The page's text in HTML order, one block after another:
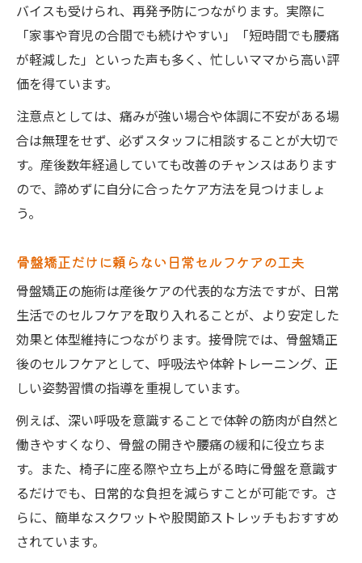
バイスも受けられ、再発予防につながります。実際に
「家事や育児の合間でも続けやすい」「短時間でも腰痛
が軽減した」といった声も多く、忙しいママから高い評
価を得ています。
注意点としては、痛みが強い場合や体調に不安がある場
合は無理をせず、必ずスタッフに相談することが大切で
す。産後数年経過していても改善のチャンスはあります
ので、諦めずに自分に合ったケア方法を見つけましょ
う。
骨盤矯正だけに頼らない日常セルフケアの工夫
骨盤矯正の施術は産後ケアの代表的な方法ですが、日常
生活でのセルフケアを取り入れることが、より安定した
効果と体型維持につながります。接骨院では、骨盤矯正
後のセルフケアとして、呼吸法や体幹トレーニング、正
しい姿勢習慣の指導を重視しています。
例えば、深い呼吸を意識することで体幹の筋肉が自然と
働きやすくなり、骨盤の開きや腰痛の緩和に役立ちま
す。また、椅子に座る際や立ち上がる時に骨盤を意識す
るだけでも、日常的な負担を減らすことが可能です。さ
らに、簡単なスクワットや股関節ストレッチもおすすめ
されています。